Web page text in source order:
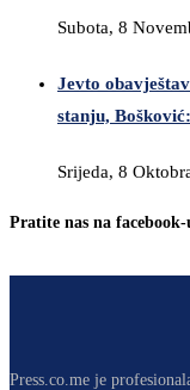
Subota, 8
Jevto
stanju,
Srijeda, 8
Pratite nas na facebook-
Press.co.me je